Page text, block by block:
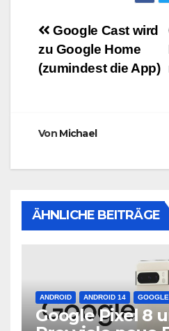
Google Cast wird
zu Google Home
(zumindest die App)
Von Michael
ÄHNLICHE BEITRÄGE
ANDROID ANDROID 14 GOOGLE
Google Pixel 8